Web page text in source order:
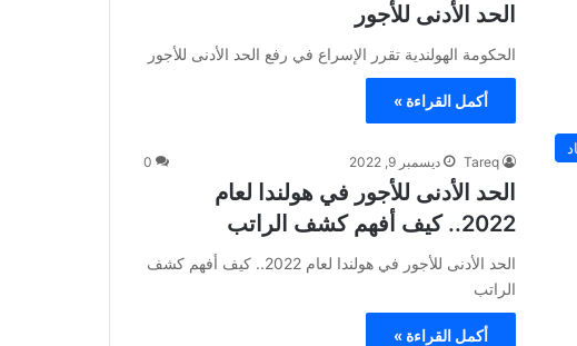
الحد الأدنى للأجور
الحكومة الهولندية تقرر الإسراع في رفع الحد الأدنى للأجور
أكمل القراءة »
Tareq ديسمبر 9, 2022 0
الحد الأدنى للأجور في هولندا لعام
2022.. كيف أفهم كشف الراتب
الحد الأدنى للأجور في هولندا لعام 2022.. كيف أفهم كشف
الراتب
أكمل القراءة »